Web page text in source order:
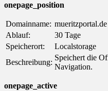
onepage_position
Domainname: mueritzportal.de
Ablauf:
30 Tage
Speicherort:
Localstorage
Beschreibung:
Speichert die
Navigation.
onepage_active